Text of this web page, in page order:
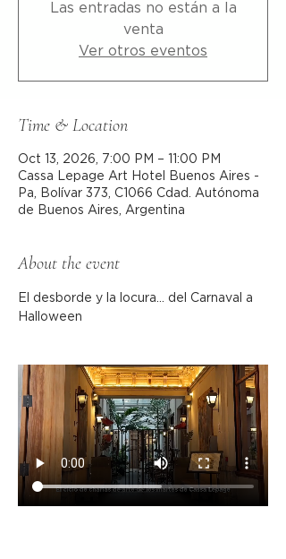
Las entradas no están a la
venta
Ver otros eventos
Time & Location
Oct 13, 2026, 7:00 PM – 11:00 PM
Cassa Lepage Art Hotel Buenos Aires -
Pa, Bolívar 373, C1066 Cdad. Autónoma
de Buenos Aires, Argentina
About the event
El desborde y la locura... del Carnaval a
Halloween